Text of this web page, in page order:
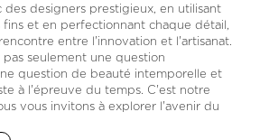
des designers prestigieux, en utilisant
fins et en perfectionnant chaque détail,
entre l'innovation et l'artisanat.
seulement une question
question de beauté intemporelle et
à l'épreuve du temps. C'est notre
vous invitons à explorer l'avenir du